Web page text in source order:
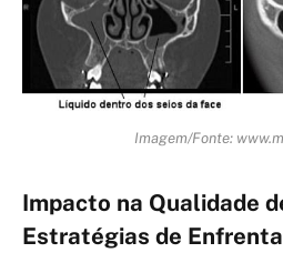
Imagem/Fonte:
Impacto na Qualidade
Estratégias de